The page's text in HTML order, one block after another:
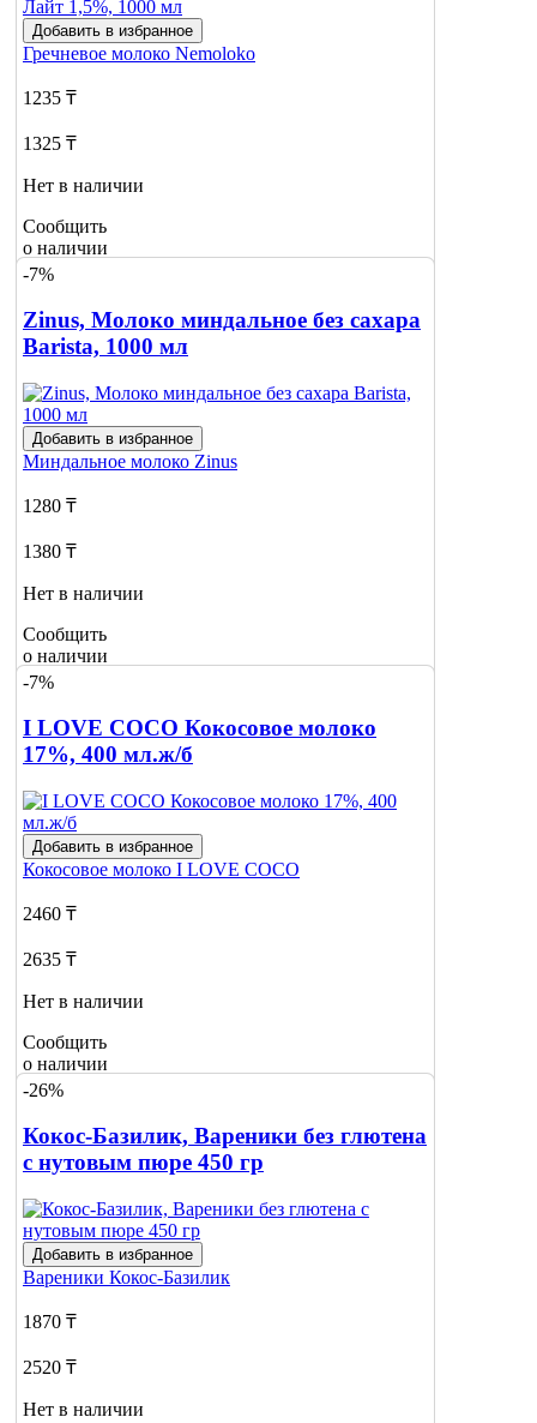
Добавить в избранное
Гречневое молоко Nemoloko
1235 ₸
1325 ₸
Нет в наличии
Сообщить
о наличии
-7%
Zinus, Молоко миндальное без сахара
Barista, 1000 мл
Добавить в избранное
Миндальное молоко Zinus
1280 ₸
1380 ₸
Нет в наличии
Сообщить
о наличии
-7%
I LOVE COCO Кокосовое молоко
17%, 400 мл.ж/б
Добавить в избранное
Кокосовое молоко I LOVE COCO
2460 ₸
2635 ₸
Нет в наличии
Сообщить
о наличии
-26%
Кокос-Базилик, Вареники без глютена
с нутовым пюре 450 гр
Добавить в избранное
Вареники Кокос-Базилик
1870 ₸
2520 ₸
Нет в наличии